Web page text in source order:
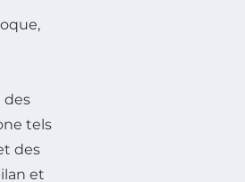
des
tels
des
et